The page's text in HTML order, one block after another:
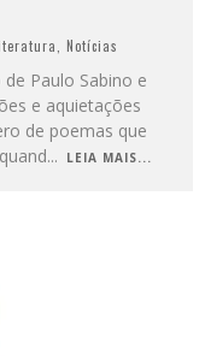
Notícias
Paulo Sabino e
e aquietações
de poemas que
... LEIA MAIS...